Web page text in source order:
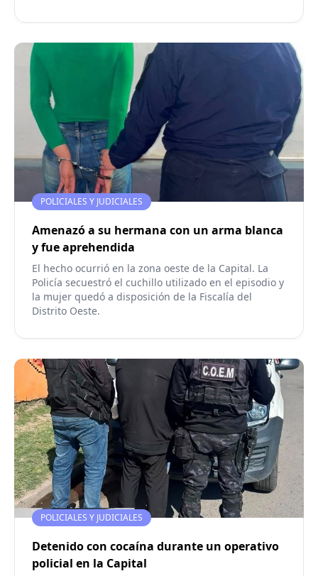
POLICIALES Y JUDICIALES
Amenazó a su hermana con un arma blanca
y fue aprehendida
El hecho ocurrió en la zona oeste de la Capital. La
Policía secuestró el cuchillo utilizado en el episodio y
la mujer quedó a disposición de la Fiscalía del
Distrito Oeste.
POLICIALES Y JUDICIALES
Detenido con cocaína durante un operativo
policial en la Capital